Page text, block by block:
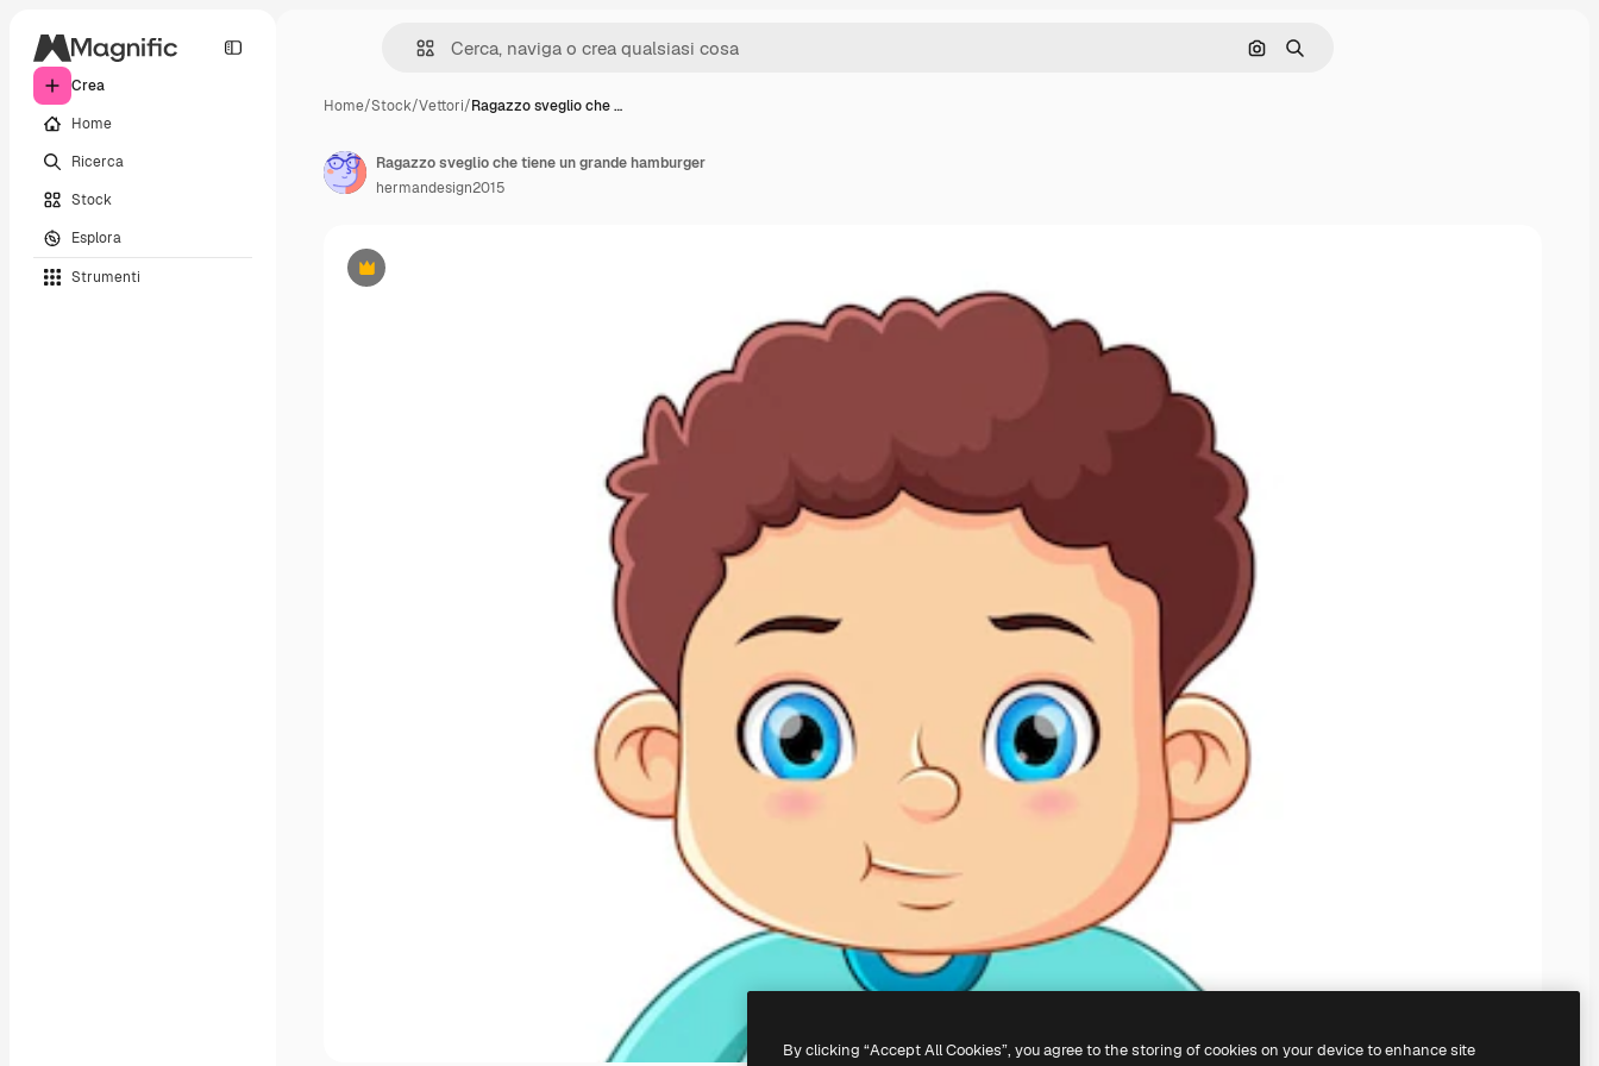
Crea
Home
Ricerca
Stock
Esplora
Strumenti
Cerca per immagine
Ricerca
Home/Stock/Vettori/Ragazzo sveglio che …
Premium
Ragazzo sveglio che tiene un grande hamburger
hermandesign2015
By clicking “Accept All Cookies”, you agree to the storing of cookies on your device to enhance site